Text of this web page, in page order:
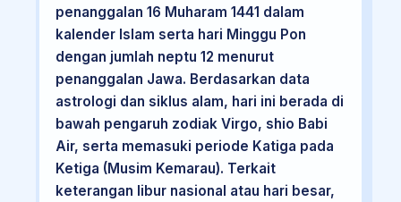
penanggalan 16 Muharam 1441 dalam
kalender Islam serta hari Minggu Pon
dengan jumlah neptu 12 menurut
penanggalan Jawa. Berdasarkan data
astrologi dan siklus alam, hari ini berada di
bawah pengaruh zodiak Virgo, shio Babi
Air, serta memasuki periode Katiga pada
Ketiga (Musim Kemarau). Terkait
keterangan libur nasional atau hari besar,